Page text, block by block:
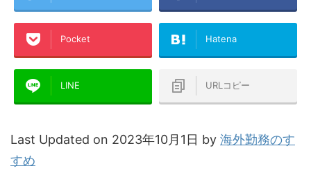
Pocket Hatena
LINE URLコピー
Last Updated on 2023年10月1日 by 海外勤務のす
すめ